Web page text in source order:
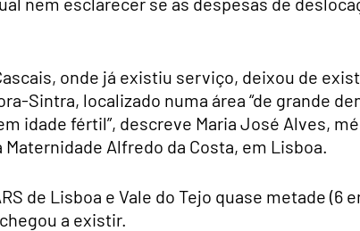
onde já existiu serviço, deixou de
Sintra, localizado numa área “de grande
idade fértil”, descreve Maria José Alves,
Maternidade Alfredo da Costa, em Lisboa.
de Lisboa e Vale do Tejo quase metade (6
a existir.